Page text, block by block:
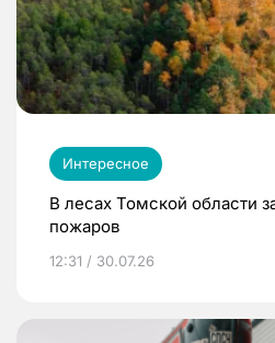
Интересное
В лесах Томской области
пожаров
12:31 / 30.07.26